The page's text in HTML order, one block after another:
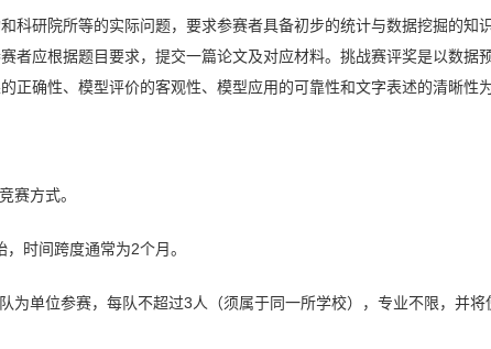
科研院所等的实际问题，要求参赛者具备初步的统计与数据挖掘的知
者应根据题目要求，提交一篇论文及对应材料。挑战赛评奖是以数据
正确性、模型评价的客观性、模型应用的可靠性和文字表述的清晰性为
赛方式。
时间跨度通常为2个月。
为单位参赛，每队不超过3人（须属于同一所学校），专业不限，并